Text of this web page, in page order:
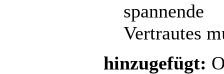
Vertrautes
hinzugefügt: